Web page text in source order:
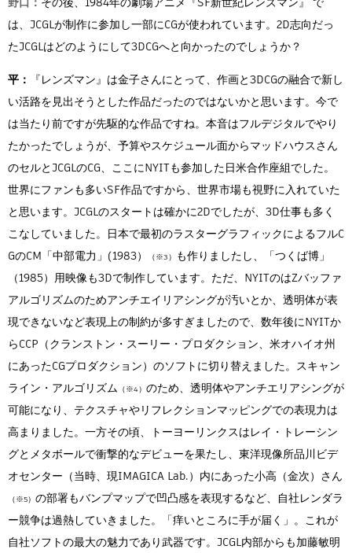
は、JCGLが制作に参加し一部にCGが使われています。2D志向だっ
たJCGLはどのようにして3DCGへと向かったのでしょうか？
平：
『レンズマン』は金子さんにとって、作画と3DCGの融合で新し
い活路を見出そうとした作品だったのではないかと思います。今で
は当たり前ですが先駆的な作品ですね。本音はフルデジタルでやり
たかったでしょうが、予算やスケジュール面からマッドハウスさん
のセルとJCGLのCG、ここにNYITも参加した日米合作座組でした。
世界にファンも多いSF作品ですから、世界市場も視野に入れていた
と思います。JCGLのスタートは確かに2Dでしたが、3D仕事も多く
こなしていました。日本で最初のラスターグラフィックによるフルC
GのCM「中部電力」(1983）
（※3）
も作りましたし、「つくば博」
（1985）用映像も3Dで制作しています。ただ、NYITのはZバッファ
アルゴリズムのためアンチエイリアシングが汚いとか、透明体が表
現できないなど表現上の制約が多すぎましたので、数年後にNYITか
らCCP（クランストン・スーリー・プロダクション、米オハイオ州
にあったCGプロダクション）のソフトに切り替えました。スキャン
ライン・アルゴリズム （※4） のため、透明体やアンチエリアシングが
可能になり、テクスチャやリフレクションマッピングでの表現力は
高まりました。一方その頃、トーヨーリンクスはレイ・トレーシン
グとメタボールで衝撃的なデビューを果たし、東洋現像所品川ビデ
オセンター（当時、現IMAGICA Lab.）内にあった小高（金次）さん
（※5） の部署もバンプマップで凹凸感を表現するなど、自社レンダラ
ー競争は過熱していきました。「痒いところに手が届く」。これが
自社ソフトの最大の魅力であり武器です。JCGL内部からも加藤敏明